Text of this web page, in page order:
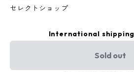
セレクトショップ
International
Sold out